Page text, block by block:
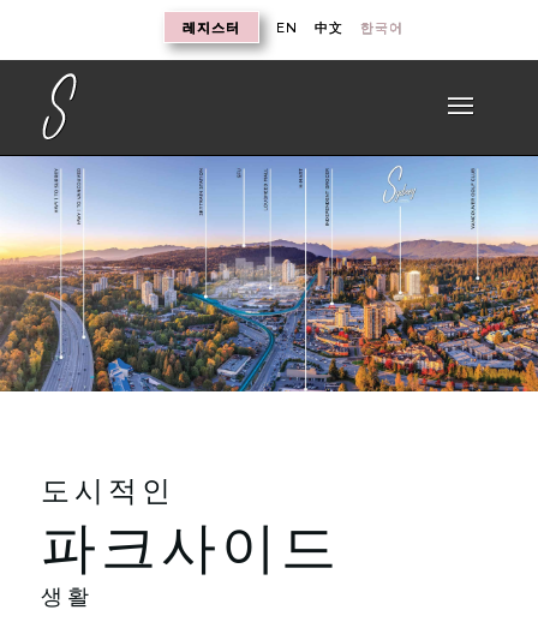
레지스터 EN 中文 한국어
도시적인
파크사이드
생활